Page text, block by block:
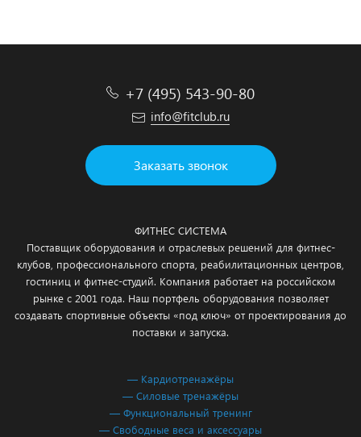
+7 (495) 543-90-80
info@fitclub.ru
Заказать звонок
ФИТНЕС СИСТЕМА
Поставщик оборудования и отраслевых решений для фитнес-
клубов, профессионального спорта, реабилитационных центров,
гостиниц и фитнес-студий. Компания работает на российском
рынке с 2001 года. Наш портфель оборудования позволяет
создавать спортивные объекты «под ключ» от проектирования до
поставки и запуска.
— Кардиотренажёры
— Силовые тренажёры
— Функциональный тренинг
— Свободные веса и аксессуары